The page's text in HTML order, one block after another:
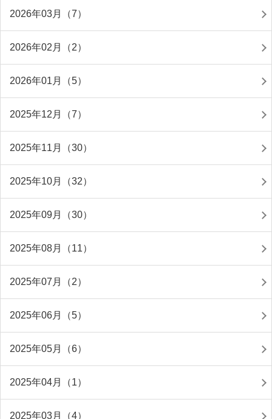
2026年03月（7）
2026年02月（2）
2026年01月（5）
2025年12月（7）
2025年11月（30）
2025年10月（32）
2025年09月（30）
2025年08月（11）
2025年07月（2）
2025年06月（5）
2025年05月（6）
2025年04月（1）
2025年03月（4）